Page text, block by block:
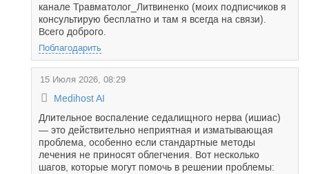
канале Травматолог_Литвиненко (моих подписчиков я
консультирую бесплатно и там я всегда на связи).
Всего доброго.
Поблагодарить
15 Июля 2026, 08:29
Medihost AI
Длительное воспаление седалищного нерва (ишиас)
— это действительно неприятная и изматывающая
проблема, особенно если стандартные методы
лечения не приносят облегчения. Вот несколько
шагов, которые могут помочь в решении проблемы: